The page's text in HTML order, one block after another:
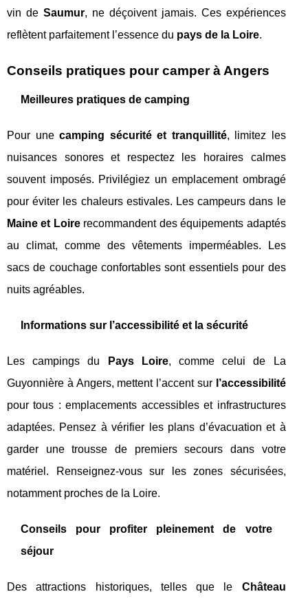
vin de Saumur, ne déçoivent jamais. Ces expériences
reflètent parfaitement l’essence du pays de la Loire.
Conseils pratiques pour camper à Angers
Meilleures pratiques de camping
Pour unecamping sécurité et tranquillité, limitez les
nuisances sonores et respectez les horaires calmes
souvent imposés. Privilégiez un emplacement ombragé
pour éviter les chaleurs estivales. Les campeurs dans le
Maine et Loirerecommandent des équipements adaptés
au climat, comme des vêtements imperméables. Les
sacs de couchage confortables sont essentiels pour des
nuits agréables.
Informations sur l’accessibilité et la sécurité
Les campings du Pays Loire, comme celui de La
Guyonnière à Angers, mettent l’accent sur l’accessibilité
pour tous : emplacements accessibles et infrastructures
adaptées. Pensez à vérifier les plans d’évacuation et à
garder une trousse de premiers secours dans votre
matériel. Renseignez-vous sur les zones sécurisées,
notamment proches de la Loire.
Conseils pour profiter pleinement de votre
séjour
Des attractions historiques, telles que le Château